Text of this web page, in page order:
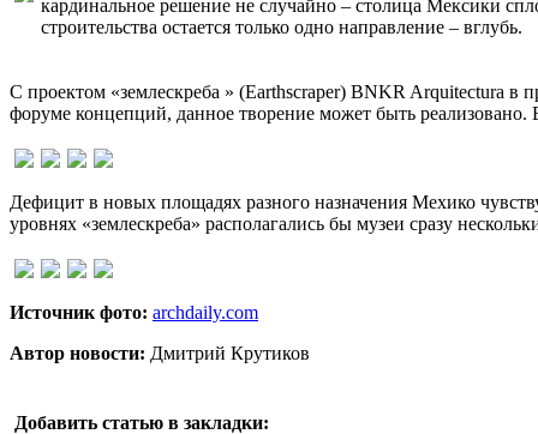
кардинальное решение не случайно – столица Мексики
строительства остается только одно направление – вглубь.
С проектом «землескреба » (Earthscraper) BNKR Arquitectura в
форуме концепций, данное творение может быть реализовано.
Дефицит в новых площадях разного назначения Мехико
уровнях «землескреба» располагались бы музеи сразу
Источник фото: archdaily.com
Автор новости: Дмитрий Крутиков
Добавить статью в закладки: